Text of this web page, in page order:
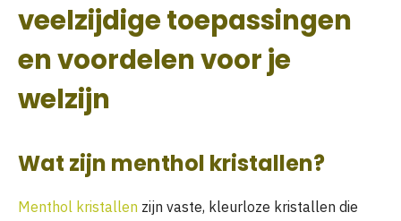
veelzijdige toepassingen
en voordelen voor je
welzijn
Wat zijn menthol kristallen?
Menthol kristallen zijn vaste, kleurloze kristallen die